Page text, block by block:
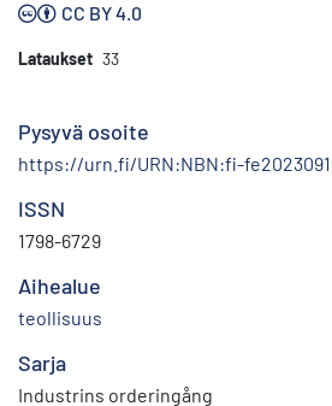
CC BY 4.0
Lataukset 33
Pysyvä osoite
https://urn.fi/URN:NBN:fi-
ISSN
1798-6729
Aihealue
teollisuus
Sarja
Industrins orderingång